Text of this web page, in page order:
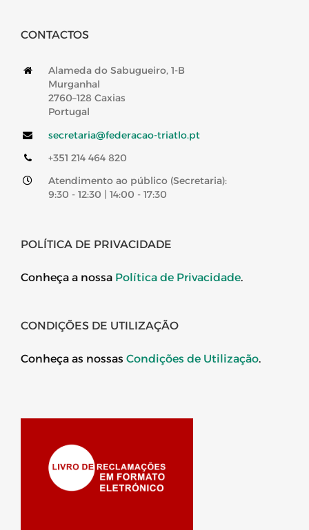
CONTACTOS
Alameda do Sabugueiro, 1-B
Murganhal
2760–128 Caxias
Portugal
secretaria@federacao-triatlo.pt
+351 214 464 820
Atendimento ao público (Secretaria):
9:30 - 12:30 | 14:00 - 17:30
POLÍTICA DE PRIVACIDADE
Conheça a nossa Política de Privacidade.
CONDIÇÕES DE UTILIZAÇÃO
Conheça as nossas Condições de Utilização.